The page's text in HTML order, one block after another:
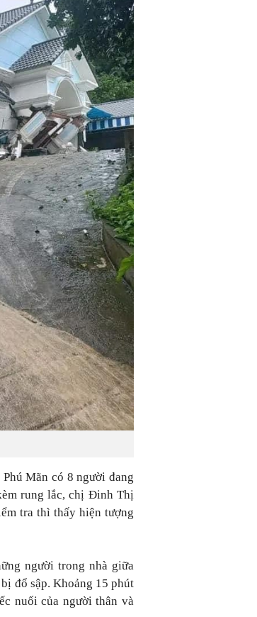
Mãn có 8 người đang
rung lắc, chị Đinh Thị
tra thì thấy hiện tượng
người trong nhà giữa
đổ sập. Khoảng 15 phút
nuối của người thân và